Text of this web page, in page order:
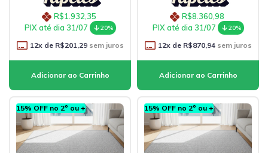
R$1.932,35
PIX até dia 31/07
20%
12x de R$201,29sem juros
R$8.360,98
PIX até dia 31/07
20%
12x de R$870,94sem juros
15% OFF no 2º ou + 15% OFF no 2º ou +